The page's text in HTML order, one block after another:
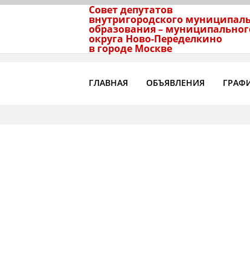
Совет депутатов
внутригородского
образования –
округа Ново-Переделкино
в городе Москве
ГЛАВНАЯ
ОБЪЯВЛЕНИЯ